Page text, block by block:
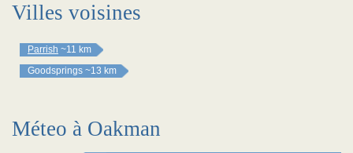
Villes voisines
Parrish ~11 km
Goodsprings ~13 km
Méteo à Oakman